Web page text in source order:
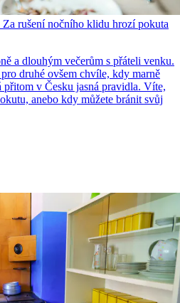
rušení nočního klidu hrozí pokuta
a dlouhým večerům s přáteli venku.
druhé ovšem chvíle, kdy marně
v Česku jasná pravidla. Víte,
anebo kdy můžete bránit svůj